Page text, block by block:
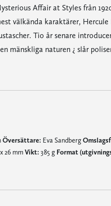
Affair at Styles från
välkända karaktärer,
Tio år senare
mänskliga naturen ¿ slår
Översättare: Eva Sandberg
26 mmVikt: 385 g Format